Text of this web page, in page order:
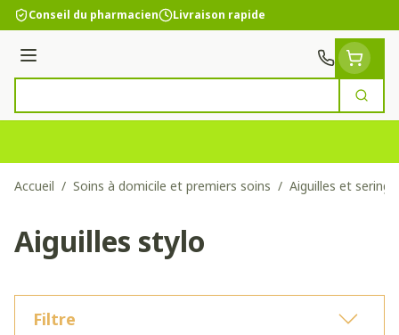
Aller au contenu
Conseil du pharmacien Livraison rapide
Menu
Accueil / Soins à domicile et premiers soins / Aiguilles et
Aiguilles stylo
Filtre